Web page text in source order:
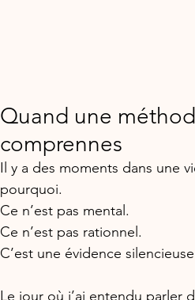
Quand une
comprennes
Il y a des moments dans une
pourquoi.
Ce n’est pas mental.
Ce n’est pas rationnel.
C’est une évidence
Le jour où j’ai entendu parler